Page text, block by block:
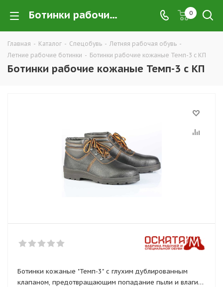
Ботинки рабочие кожаные Темп-3 с КП купить в Екатеринбурге по низким ценам оптом — интернет-магазин летней рабочей спецобуви компании ТД УРАЛСИЗ 0
Главная - Каталог - Спецобувь - Летняя рабочая обувь -
Летние рабочие ботинки - Ботинки рабочие кожаные Темп-3 с КП
Ботинки рабочие кожаные Темп-3 с КП
Ботинки кожаные "Темп-3" с глухим дублированным
клапаном, предотвращающим попадание пыли и влаги